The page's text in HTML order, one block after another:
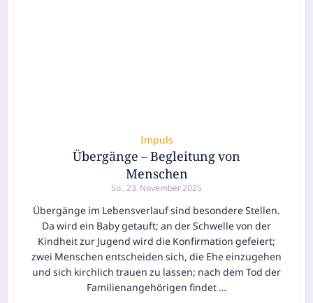
Impuls
Übergänge – Begleitung von
Menschen
So., 23. November 2025
Übergänge im Lebensverlauf sind beson­de­re Stellen.
Da wird ein Baby getauft; an der Schwelle von der
Kindheit zur Jugend wird die Konfirmation gefei­ert;
zwei Menschen ent­schei­den sich, die Ehe ein­zu­ge­hen
und sich kirch­lich trau­en zu las­sen; nach dem Tod der
Familienangehörigen fin­det …